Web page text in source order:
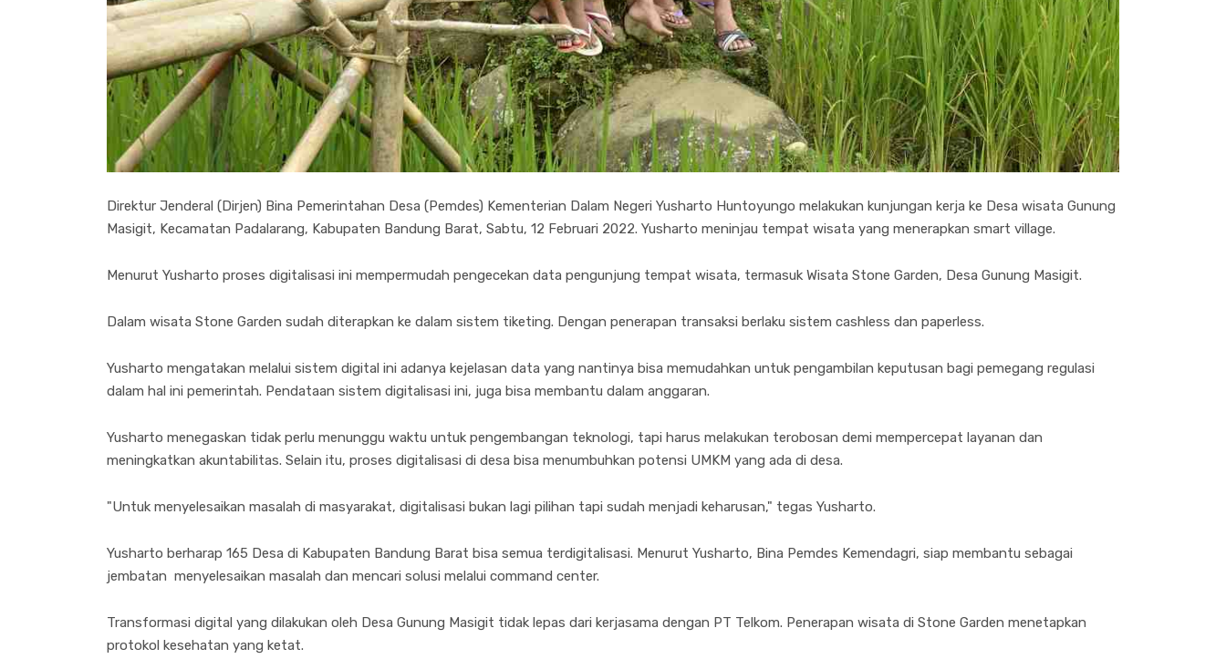
Direktur Jenderal (Dirjen) Bina Pemerintahan Desa (Pemdes) Kementerian Dalam Negeri Yusharto Huntoyungo melakukan kunjungan kerja ke Desa wisata Gunung
Masigit, Kecamatan Padalarang, Kabupaten Bandung Barat, Sabtu, 12 Februari 2022. Yusharto meninjau tempat wisata yang menerapkan smart village.
Menurut Yusharto proses digitalisasi ini mempermudah pengecekan data pengunjung tempat wisata, termasuk Wisata Stone Garden, Desa Gunung Masigit.
Dalam wisata Stone Garden sudah diterapkan ke dalam sistem tiketing. Dengan penerapan transaksi berlaku sistem cashless dan paperless.
Yusharto mengatakan melalui sistem digital ini adanya kejelasan data yang nantinya bisa memudahkan untuk pengambilan keputusan bagi pemegang regulasi
dalam hal ini pemerintah. Pendataan sistem digitalisasi ini, juga bisa membantu dalam anggaran.
Yusharto menegaskan tidak perlu menunggu waktu untuk pengembangan teknologi, tapi harus melakukan terobosan demi mempercepat layanan dan
meningkatkan akuntabilitas. Selain itu, proses digitalisasi di desa bisa menumbuhkan potensi UMKM yang ada di desa.
"Untuk menyelesaikan masalah di masyarakat, digitalisasi bukan lagi pilihan tapi sudah menjadi keharusan," tegas Yusharto.
Yusharto berharap 165 Desa di Kabupaten Bandung Barat bisa semua terdigitalisasi. Menurut Yusharto, Bina Pemdes Kemendagri, siap membantu sebagai
jembatan menyelesaikan masalah dan mencari solusi melalui command center.
Transformasi digital yang dilakukan oleh Desa Gunung Masigit tidak lepas dari kerjasama dengan PT Telkom. Penerapan wisata di Stone Garden menetapkan
protokol kesehatan yang ketat.